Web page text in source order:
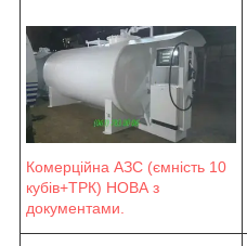
Комерційна АЗС (ємність 10
кубів+ТРК) НОВА з
документами.